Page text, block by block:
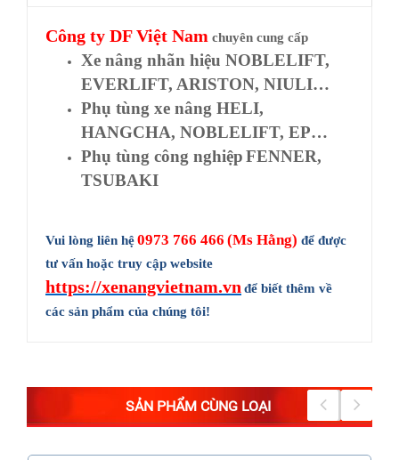
Công ty DF Việt Nam chuyên cung cấp
Xe nâng nhãn hiệu NOBLELIFT,
EVERLIFT, ARISTON, NIULI…
Phụ tùng xe nâng HELI,
HANGCHA, NOBLELIFT, EP…
Phụ tùng công nghiệpFENNER,
TSUBAKI
Vui lòng liên hệ0973 766 466 (Ms Hằng) để được
tư vấn hoặc truy cập website
https://xenangvietnam.vn để biết thêm về
các sản phẩm của chúng tôi!
SẢN PHẨM CÙNG LOẠI